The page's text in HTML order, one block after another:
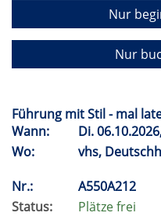
Nur
Nur
Führung mit Stil - mal
Wann:
Di.
Wo:
vhs,
Nr.:
A550A212
Status:
Plätze frei